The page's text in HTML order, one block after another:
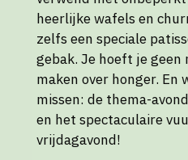
heerlijke wafels en
zelfs een speciale
gebak. Je hoeft je
maken over honger. En
missen: de thema-
en het spectaculaire
vrijdagavond!